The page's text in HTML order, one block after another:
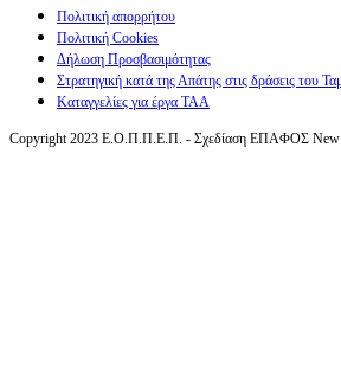
Πολιτική απορρήτου
Πολιτική Cookies
Δήλωση Προσβασιμότητας
Στρατηγική κατά της Απάτης στις δράσεις του
Καταγγελίες για έργα ΤΑΑ
Copyright 2023 Ε.Ο.Π.Π.Ε.Π. - Σχεδίαση ΕΠΑΦΟΣ New